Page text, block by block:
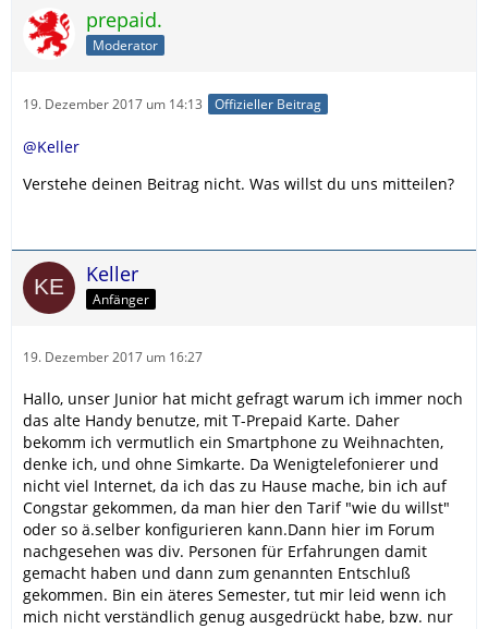
prepaid.
Moderator
19. Dezember 2017 um 14:13 Offizieller Beitrag
@Keller
Verstehe deinen Beitrag nicht. Was willst du uns mitteilen?
Keller
Anfänger
19. Dezember 2017 um 16:27
Hallo, unser Junior hat micht gefragt warum ich immer noch
das alte Handy benutze, mit T-Prepaid Karte. Daher
bekomm ich vermutlich ein Smartphone zu Weihnachten,
denke ich, und ohne Simkarte. Da Wenigtelefonierer und
nicht viel Internet, da ich das zu Hause mache, bin ich auf
Congstar gekommen, da man hier den Tarif "wie du willst"
oder so ä.selber konfigurieren kann.Dann hier im Forum
nachgesehen was div. Personen für Erfahrungen damit
gemacht haben und dann zum genannten Entschluß
gekommen. Bin ein äteres Semester, tut mir leid wenn ich
mich nicht verständlich genug ausgedrückt habe, bzw. nur